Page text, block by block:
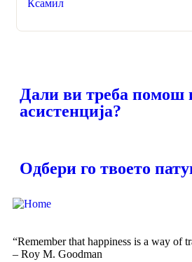
Дали ви треба помош
асистенција?
Одбери го твоето
“Remember that happiness is a way of
– Roy M. Goodman